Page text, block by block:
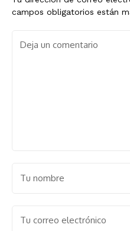
campos obligatorios están